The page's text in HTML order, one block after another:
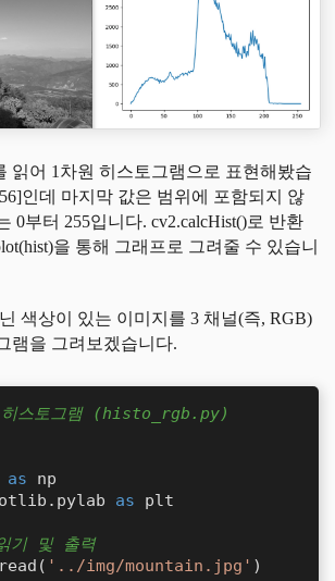
읽어 1차원 히스토그램으로 표현해봤습
인데 마지막 값은 범위에 포함되지 않
0부터 255입니다. cv2.calcHist()로 반환
을 통해 그래프로 그려줄 수 있습니
색상이 있는 이미지를 3 채널(즉, RGB)
램을 그려보겠습니다.
스토그램 (histo_rgb.py)
as
as plt
기 및 출력
'../img/mountain.jpg' )